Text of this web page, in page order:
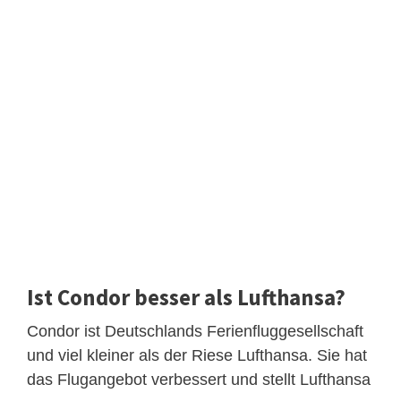
Ist Condor besser als Lufthansa?
Condor ist Deutschlands Ferienfluggesellschaft
und viel kleiner als der Riese Lufthansa. Sie hat
das Flugangebot verbessert und stellt Lufthansa